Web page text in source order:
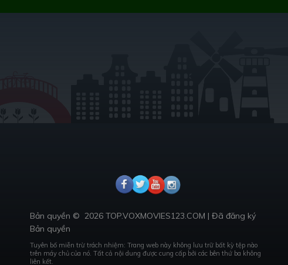
Bản quyền © 2026 TOP.VOXMOVIES123.COM | Đã đăng ký
Bản quyền
Tuyên bố miễn trừ trách nhiệm: Trang web này không lưu trữ bất kỳ tệp nào
trên máy chủ của nó. Tất cả nội dung được cung cấp bởi các bên thứ ba không
liên kết.